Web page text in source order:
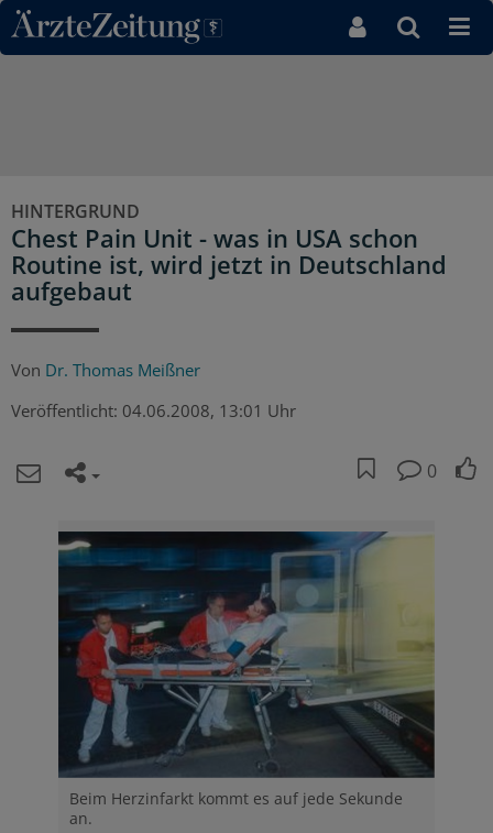
Direkt zum Inhaltsbereich
HINTERGRUND
Chest Pain Unit - was in USA schon
Routine ist, wird jetzt in Deutschland
aufgebaut
Von Dr. Thomas Meißner
Veröffentlicht: 04.06.2008, 13:01 Uhr
0
Beim Herzinfarkt kommt es auf jede Sekunde
an.